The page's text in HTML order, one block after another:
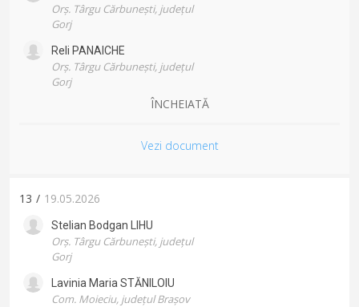
Orș. Târgu Cărbunești, județul
Gorj
Reli PANAICHE
Orș. Târgu Cărbunești, județul
Gorj
ÎNCHEIATĂ
Vezi document
13 / 19.05.2026
Stelian Bodgan LIHU
Orș. Târgu Cărbunești, județul
Gorj
Lavinia Maria STĂNILOIU
Com. Moieciu, județul Brașov